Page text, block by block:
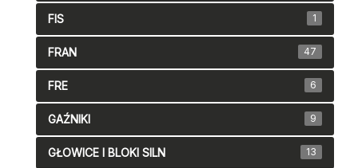
FIS 1
FRAN 47
FRE 6
GAŹNIKI 9
GŁOWICE I BLOKI SILN 13